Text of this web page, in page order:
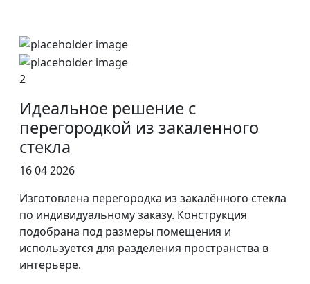
2
Идеальное решение с
перегородкой из закаленного
стекла
16 04 2026
Изготовлена перегородка из закалённого стекла
по индивидуальному заказу. Конструкция
подобрана под размеры помещения и
используется для разделения пространства в
интерьере.